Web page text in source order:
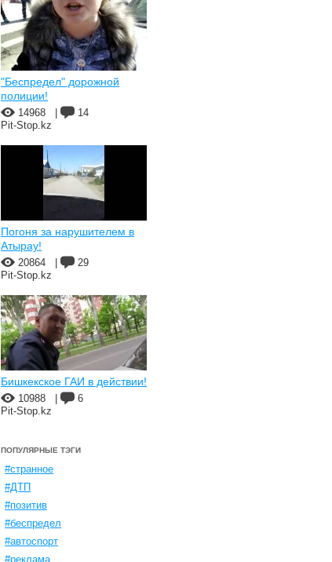
"Беспредел" дорожной
полиции!
14968
14
Pit-Stop.kz
Погоня за нарушителем в
Атырау!
20864
29
Pit-Stop.kz
Бишкекское ГАИ в действии!
10988
6
Pit-Stop.kz
ПОПУЛЯРНЫЕ ТЭГИ
#странное
#ДТП
#позитив
#беспредел
#автоспорт
#реклама